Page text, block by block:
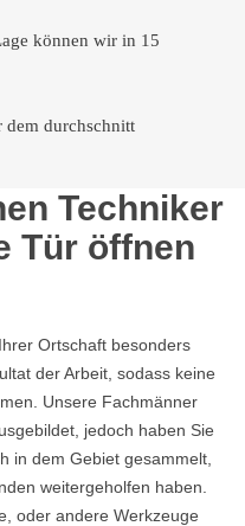
können wir in 15
dem durchschnitt
Techniker
Tür öffnen
Ortschaft besonders
der Arbeit, sodass keine
Unsere Fachmänner
jedoch haben Sie
in dem Gebiet gesammelt,
weitergeholfen haben.
oder andere Werkzeuge